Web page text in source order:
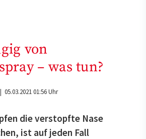
von
– was tun?
| 05.03.2021 01:56 Uhr
die verstopfte Nase
ist auf jeden Fall